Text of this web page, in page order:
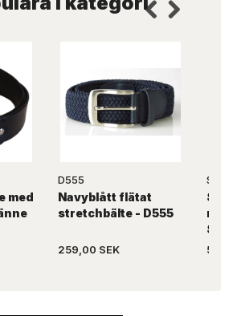
med
D555
Navyblått flätat
stretchbälte - D555
259,00 SEK